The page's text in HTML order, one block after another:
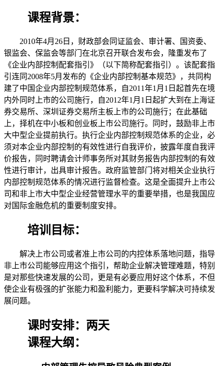
课程背景：
2010年4月26日，财政部会同证监会、审计署、国资委、
银监会、保监会等部门在北京召开联合发布会，隆重发布了
《企业内部控制配套指引》（以下简称配套指引）。该配套指
引连同2008年5月发布的《企业内部控制基本规范》，共同构
建了中国企业内部控制规范体系，自2011年1月1日起首先在境
内外同时上市的公司施行，自2012年1月1日起扩大到在上海证
券交易所、深圳证券交易所主板上市的公司施行；在此基础
上，择机在中小板和创业板上市公司施行。同时，鼓励非上市
大中型企业提前执行。执行企业内部控制规范体系的企业，必
须对本企业内部控制的有效性进行自我评价，披露年度自我评
价报告，同时聘请会计师事务所对其财务报告内部控制的有效
性进行审计，出具审计报告。政府监管部门将对相关企业执行
内部控制规范体系的情况进行监督检查。这是全面提升上市公
司和非上市大中型企业经营管理水平的重要举措，也是我国应
对国际金融危机的重要制度安排。
培训目标：
解决上市公司或者准上市公司的内控体系落地问题，指导
非上市公司能够应用这个指引，帮助企业解决管理难题，特别
是对那些快速发展的公司，更是有必要应用好这个体系，不但
使企业有极强的扩张能力和盈利能力，更要科学解决可持续发
展问题。
课时安排：两天
课程大纲：